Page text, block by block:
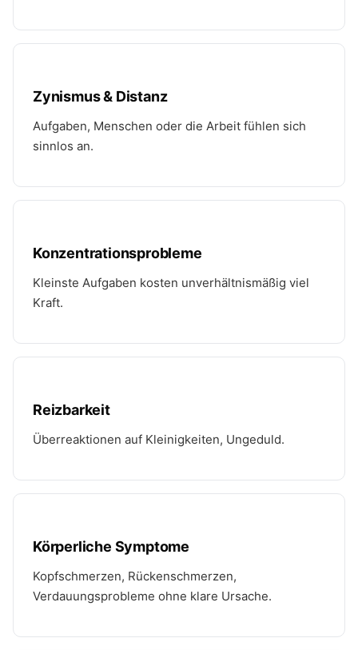
Zynismus & Distanz
Aufgaben, Menschen oder die Arbeit fühlen sich
sinnlos an.
Konzentrationsprobleme
Kleinste Aufgaben kosten unverhältnismäßig viel
Kraft.
Reizbarkeit
Überreaktionen auf Kleinigkeiten, Ungeduld.
Körperliche Symptome
Kopfschmerzen, Rückenschmerzen,
Verdauungsprobleme ohne klare Ursache.